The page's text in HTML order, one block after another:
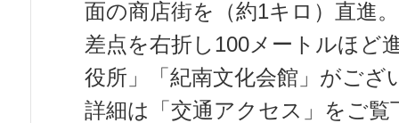
面の商店街を（約1キロ）直進
差点を右折し100メートルほど
役所」「紀南文化会館」がござ
詳細は「交通アクセス」をご